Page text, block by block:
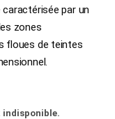
par un
zones
floues de teintes
indisponible.